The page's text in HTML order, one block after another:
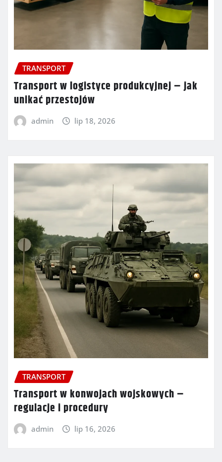
TRANSPORT
Transport w logistyce produkcyjnej – jak
unikać przestojów
admin lip 18, 2026
TRANSPORT
Transport w konwojach wojskowych –
regulacje i procedury
admin lip 16, 2026